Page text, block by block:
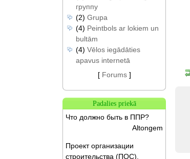
группу
(2) Grupa
(4) Peintbols ar lokiem un
bultām
(4) Vēlos iegādāties
apavus internetā
[ Forums]
Padalies priekā
Что должно быть в ППР?
Altongem
Проект организации
строительства (ПОС).